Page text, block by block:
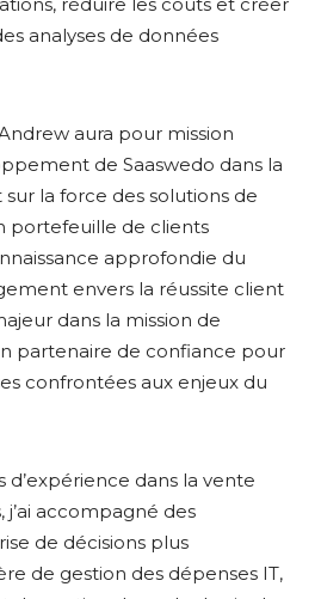
analyses de données
aura pour mission
de Saaswedo dans la
sur la force des solutions de
portefeuille de clients
approfondie du
envers la réussite client
dans la mission de
partenaire de confiance pour
confrontées aux enjeux du
d’expérience dans la vente
accompagné des
de décisions plus
de gestion des dépenses IT,